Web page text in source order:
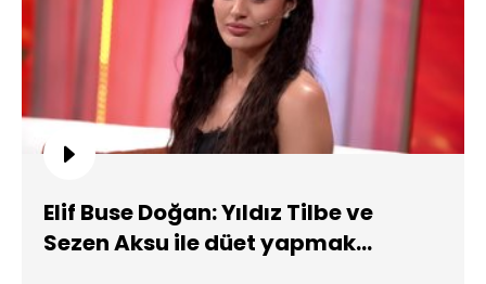
Elif Buse Doğan: Yıldız Tilbe ve
Sezen Aksu ile düet yapmak